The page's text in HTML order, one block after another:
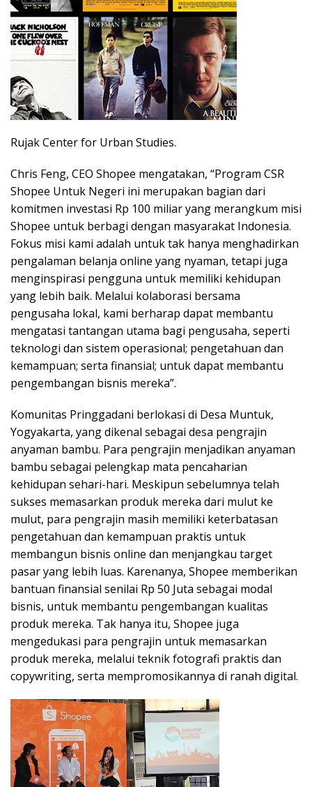
Rujak Center for Urban Studies.
Chris Feng, CEO Shopee mengatakan, “Program CSR
Shopee Untuk Negeri ini merupakan bagian dari
komitmen investasi Rp 100 miliar yang merangkum misi
Shopee untuk berbagi dengan masyarakat Indonesia.
Fokus misi kami adalah untuk tak hanya menghadirkan
pengalaman belanja online yang nyaman, tetapi juga
menginspirasi pengguna untuk memiliki kehidupan
yang lebih baik. Melalui kolaborasi bersama
pengusaha lokal, kami berharap dapat membantu
mengatasi tantangan utama bagi pengusaha, seperti
teknologi dan sistem operasional; pengetahuan dan
kemampuan; serta finansial; untuk dapat membantu
pengembangan bisnis mereka”.
Komunitas Pringgadani berlokasi di Desa Muntuk,
Yogyakarta, yang dikenal sebagai desa pengrajin
anyaman bambu. Para pengrajin menjadikan anyaman
bambu sebagai pelengkap mata pencaharian
kehidupan sehari-hari. Meskipun sebelumnya telah
sukses memasarkan produk mereka dari mulut ke
mulut, para pengrajin masih memiliki keterbatasan
pengetahuan dan kemampuan praktis untuk
membangun bisnis online dan menjangkau target
pasar yang lebih luas. Karenanya, Shopee memberikan
bantuan finansial senilai Rp 50 Juta sebagai modal
bisnis, untuk membantu pengembangan kualitas
produk mereka. Tak hanya itu, Shopee juga
mengedukasi para pengrajin untuk memasarkan
produk mereka, melalui teknik fotografi praktis dan
copywriting, serta mempromosikannya di ranah digital.